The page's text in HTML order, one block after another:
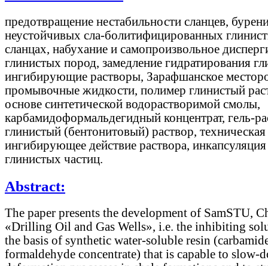
предотвращение нестабильности сланцев,
неустойчивых сла-болитифицированных
сланцах, набухание и самопроизвольное
глинистых пород, замедление гидратирования
ингибирующие растворы, Зарафшанское
промывочные жидкости, полимер глинистый
основе синтетической водорастворимой смолы,
карбамидоформальдегидный концентрат, гель-
глинистый (бентонитовый) раствор, техническая
ингибирующее действие раствора, инкапсуляция
глинистых частиц.
Abstract:
The paper presents the development of SamSTU,
«Drilling Oil and Gas Wells», i.e. the inhibiting
the basis of synthetic water-soluble resin
formaldehyde concentrate) that is capable to slow-